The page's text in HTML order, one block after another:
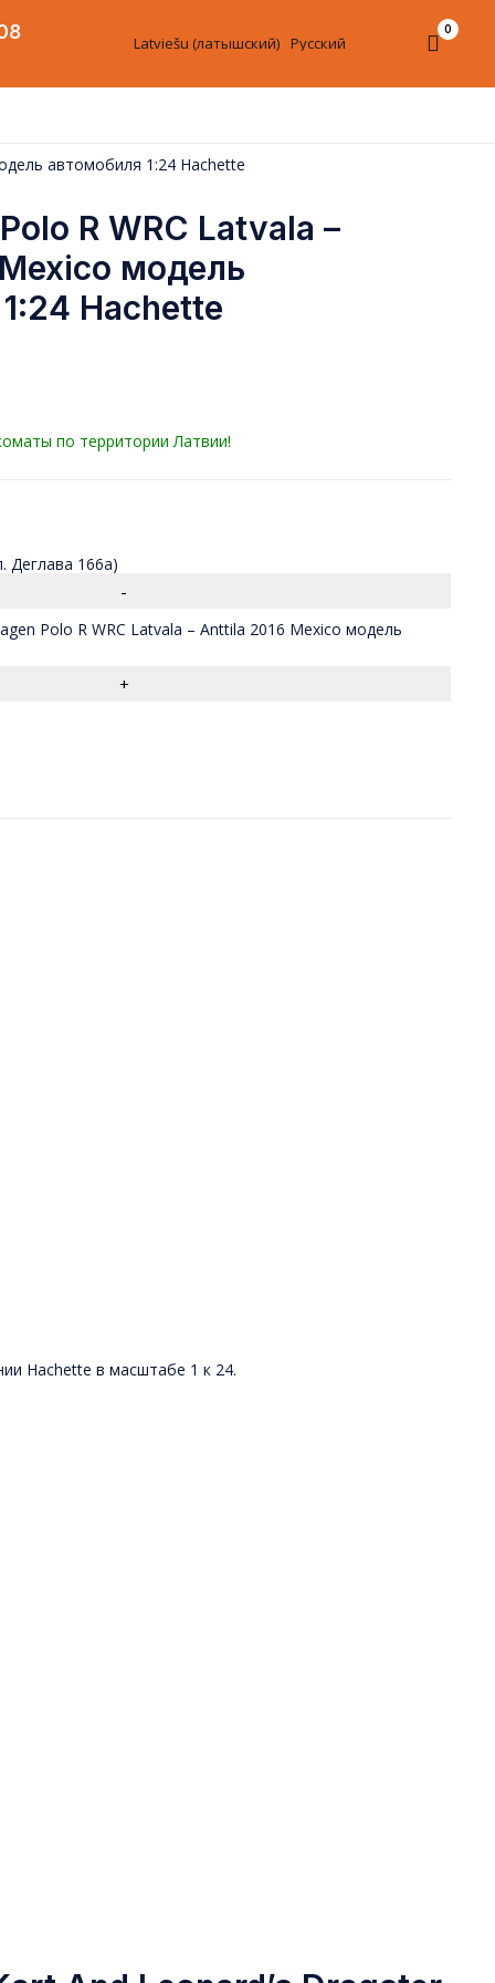
Latviešu (латышский) Русский
0
автомобиля 1:24 Hachette
R WRC Latvala –
модель
Hachette
по территории Латвии!
Деглава 166а)
Polo R WRC Latvala – Anttila 2016 Mexico модель
Hachette в масштабе 1 к 24.